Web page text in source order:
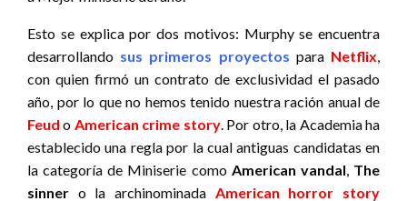
Esto se explica por dos motivos: Murphy se encuentra
desarrollando sus primeros proyectos para Netflix,
con quien firmó un contrato de exclusividad el pasado
año, por lo que no hemos tenido nuestra ración anual de
Feud o American crime story. Por otro, la Academia ha
establecido una regla por la cual antiguas candidatas en
la categoría de Miniserie como American vandal, The
sinner o la archinominada American horror story